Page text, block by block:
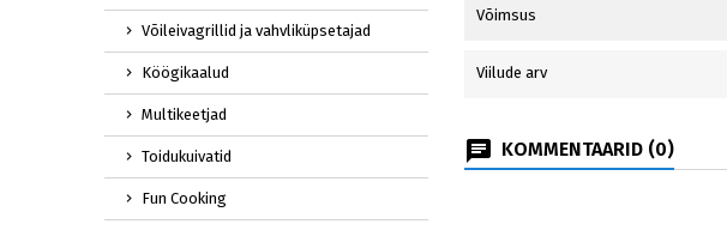
Võileivagrillid ja vahvliküpsetajad
Köögikaalud
Multikeetjad
Toidukuivatid
Fun Cooking
Võimsus
Viilude arv
KOMMENTAARID (0)